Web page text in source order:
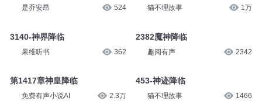
是乔安昂 524
3140-神界降临
果维听书 362
第1417章神皇降临
免费有声小说AI 2.3万
猫不理故事 1万
2382魔神降临
趣阅有声 2342
453-神迹降临
猫不理故事 1466